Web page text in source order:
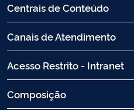
Centrais de Conteúdo
Canais de Atendimento
Acesso Restrito - Intranet
Composição